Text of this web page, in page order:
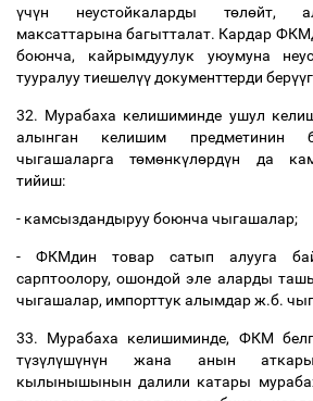
үчүн неустойкаларды төлөйт,
максаттарына багытталат. Кардар
боюнча, кайрымдуулук уюумуна
тууралуутиешелүү документтерди берүүг
32. Мурабаха келишиминде ушул
алынган
келишим предметинин
чыгашаларга
төмөнкүлөрдүн да
тийиш:
- камсыздандыруубоюнча чыгашалар;
- ФКМдин товар сатып алууга
сарптоолору,ошондой эле аларды
чыгашалар, импорттук алымдарж.б.
33. Мурабаха келишиминде, ФКМ
түзүлүшүнүн жана анын
кылынышынын далили катары